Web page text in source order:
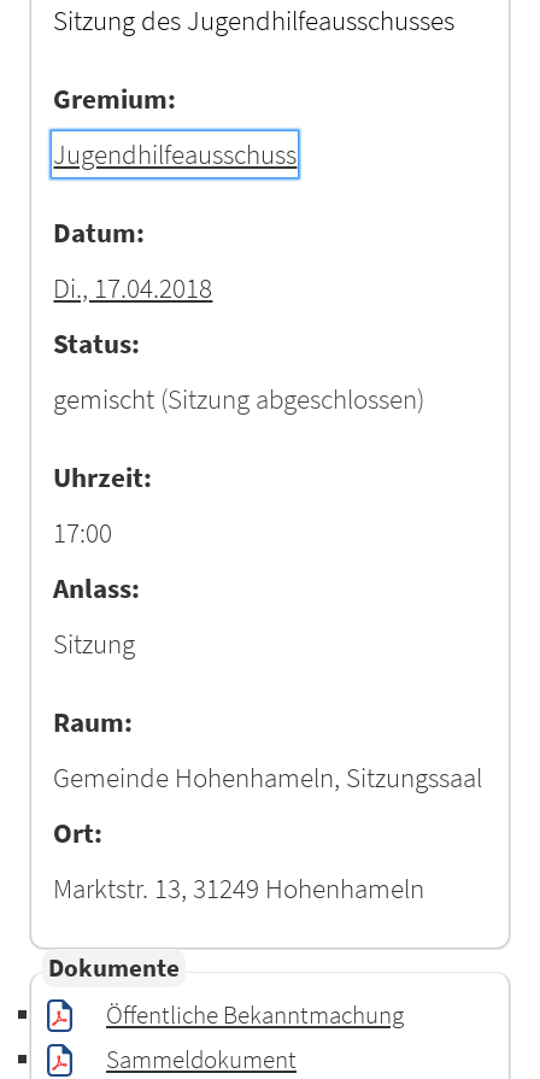
Sitzung des Jugendhilfeausschusses
Gremium:
Jugendhilfeausschuss
Datum:
Di., 17.04.2018
Status:
gemischt (Sitzung abgeschlossen)
Uhrzeit:
17:00
Anlass:
Sitzung
Raum:
Gemeinde Hohenhameln, Sitzungssaal
Ort:
Marktstr. 13, 31249 Hohenhameln
Dokumente
Öffentliche Bekanntmachung
Sammeldokument